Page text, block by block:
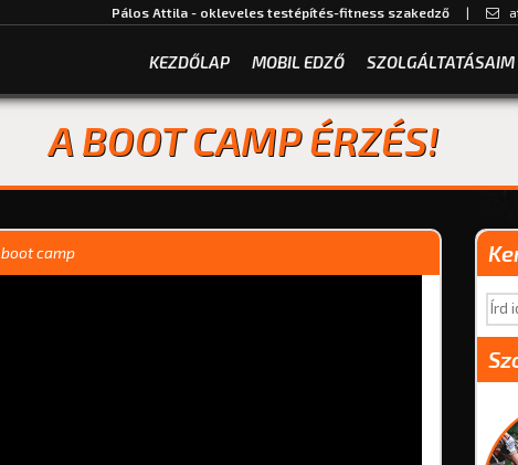
Pálos Attila - okleveles testépítés-fitness szakedző |
KEZDŐLAP MOBIL EDZŐ SZOLGÁLTATÁSAIM
A BOOT CAMP ÉRZÉS!
boot camp